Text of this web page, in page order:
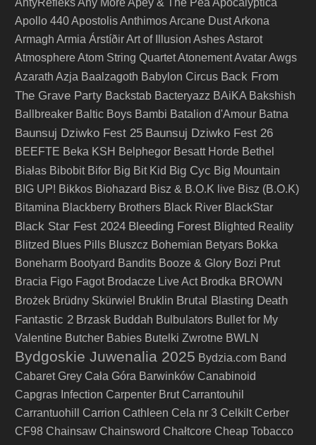
AntyRefleksAny MoreApey & The Pea Apocalyptica
Apollo 440Apostolis AnthimosArcane DustArkona
Armagh Armia ÁrstíðirArt of Illusion AshesAstarot
AtmosphereAtom String QuartetAtonementAvatarAwgs
Azarath Azja Baalzagoth Babylon Circus Back From
The Grave Party Backstab Bacteryazz BAiKA Bakshish
Ballbreaker Baltic Boys Bambi Batalion d'Amour Batna
Baunsuj Dziwko Fest 25 Baunsuj Dziwko Fest 26
BEEFTE Beka KSH Belphegor Besatt Horde Bethel
Białas Bibobit Bifor Big Bit Kid Big Cyc Big Mountain
BIG UP! Bikkos Biohazard Bisz & B.O.K live Bisz (B.O.K)
Bitamina Blackberry Brothers Black River BlackStar
Black Star Fest 2024 Bleeding Forest Blighted Reality
Blitzed Blues Pills Bluszcz Bohemian Betyars Bokka
Boneharm Bootyard Bandits Booze & Glory Bozi Prut
Bracia Figo Fagot Brodacze Live Act Brodka BROWN
Brożek Brüdny Skürwiel Bruklin Brutal Blasting Death
Fantastic 2 Brzask Buddah Bulbulators Bullet for My
Valentine Butcher Babies Butelki Zwrotne BWLN
Bydgoskie Juwenalia 2025 Bydzia.com Band
Cabaret Grey Cała Góra Barwinków Canabinoid
Capgras Infection Carpenter Brut Carrantouhil
Carrantuohill
Carrion Cathleen Cela nr 3 Celkilt Cerber
CF98 Chainsaw Chainsword Chałtcore Cheap Tobacco